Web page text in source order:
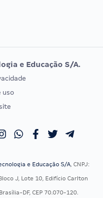
DE ORDEM
OAB
e Educação S/A.
uso
e Educação S/A, CNPJ:
J, Lote 10, Edifício Carlton
DF, CEP 70.070-120.